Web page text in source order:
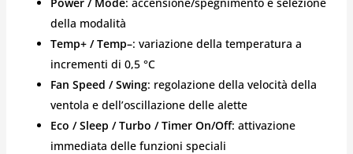
della modalità
Temp+ / Temp–: variazione della temperatura a
incrementi di 0,5 °C
Fan Speed / Swing: regolazione della velocità della
ventola e dell’oscillazione delle alette
Eco / Sleep / Turbo / Timer On/Off: attivazione
immediata delle funzioni speciali